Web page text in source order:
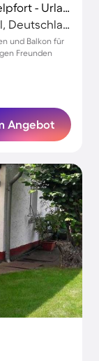
Ferienhaus Stolpseehäuser Himmelpfort - Urlaub bei Freunden
Himmelpfort, Fürstenberg/Havel, Deutschland
und Balkon für
Freunden
Angebot